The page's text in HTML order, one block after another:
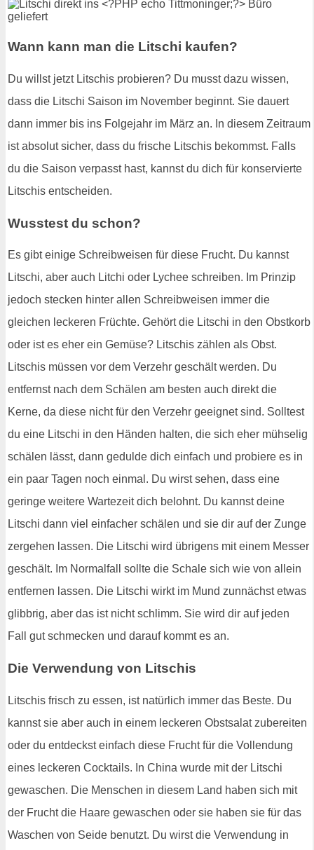
Wann kann man die Litschi kaufen?
Du willst jetzt Litschis probieren? Du musst dazu wissen,
dass die Litschi Saison im November beginnt. Sie dauert
dann immer bis ins Folgejahr im März an. In diesem Zeitraum
ist absolut sicher, dass du frische Litschis bekommst. Falls
du die Saison verpasst hast, kannst du dich für konservierte
Litschis entscheiden.
Wusstest du schon?
Es gibt einige Schreibweisen für diese Frucht. Du kannst
Litschi, aber auch Litchi oder Lychee schreiben. Im Prinzip
jedoch stecken hinter allen Schreibweisen immer die
gleichen leckeren Früchte. Gehört die Litschi in den Obstkorb
oder ist es eher ein Gemüse? Litschis zählen als Obst.
Litschis müssen vor dem Verzehr geschält werden. Du
entfernst nach dem Schälen am besten auch direkt die
Kerne, da diese nicht für den Verzehr geeignet sind. Solltest
du eine Litschi in den Händen halten, die sich eher mühselig
schälen lässt, dann gedulde dich einfach und probiere es in
ein paar Tagen noch einmal. Du wirst sehen, dass eine
geringe weitere Wartezeit dich belohnt. Du kannst deine
Litschi dann viel einfacher schälen und sie dir auf der Zunge
zergehen lassen. Die Litschi wird übrigens mit einem Messer
geschält. Im Normalfall sollte die Schale sich wie von allein
entfernen lassen. Die Litschi wirkt im Mund zunnächst etwas
glibbrig, aber das ist nicht schlimm. Sie wird dir auf jeden
Fall gut schmecken und darauf kommt es an.
Die Verwendung von Litschis
Litschis frisch zu essen, ist natürlich immer das Beste. Du
kannst sie aber auch in einem leckeren Obstsalat zubereiten
oder du entdeckst einfach diese Frucht für die Vollendung
eines leckeren Cocktails. In China wurde mit der Litschi
gewaschen. Die Menschen in diesem Land haben sich mit
der Frucht die Haare gewaschen oder sie haben sie für das
Waschen von Seide benutzt. Du wirst die Verwendung in